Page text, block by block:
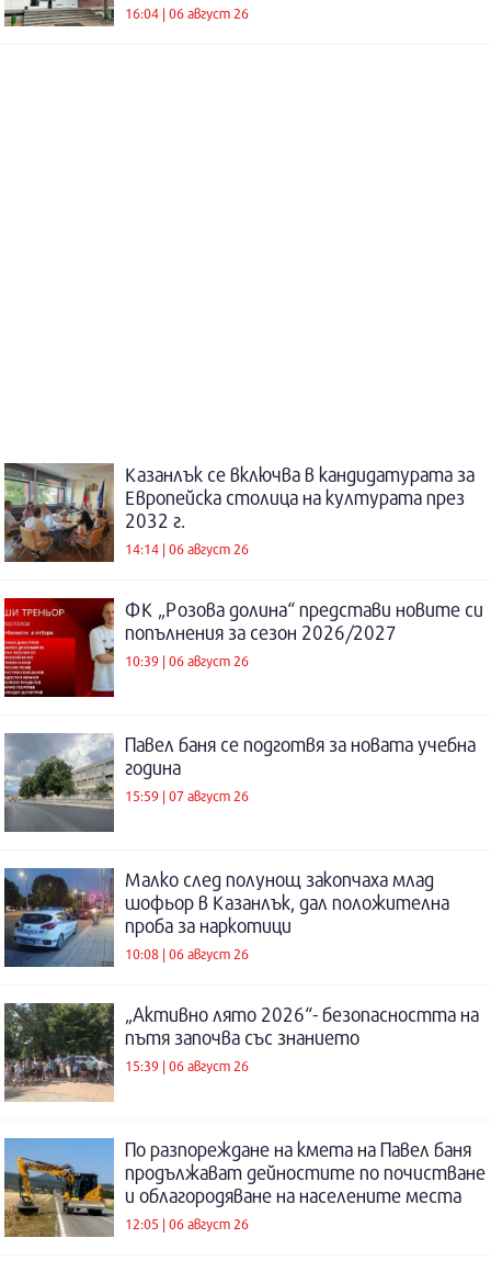
16:04 | 06 август 26
Казанлък се включва в кандидатурата за
Европейска столица на културата през
2032 г.
14:14 | 06 август 26
ФК „Розова долина“ представи новите си
попълнения за сезон 2026/2027
10:39 | 06 август 26
Павел баня се подготвя за новата учебна
година
15:59 | 07 август 26
Малко след полунощ закопчаха млад
шофьор в Казанлък, дал положителна
проба за наркотици
10:08 | 06 август 26
„Активно лято 2026“- безопасността на
пътя започва със знанието
15:39 | 06 август 26
По разпореждане на кмета на Павел баня
продължават дейностите по почистване
и облагородяване на населените места
12:05 | 06 август 26